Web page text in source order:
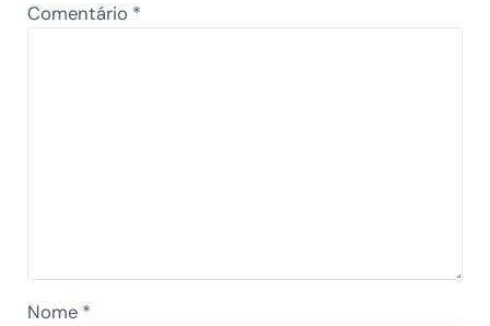
Comentário *
Nome *